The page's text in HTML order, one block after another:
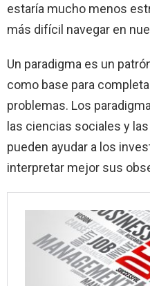
estaría mucho menos
más difícil navegar en
Un paradigma es un
como base para
problemas. Los
las ciencias sociales y
pueden ayudar a los
interpretar mejor sus